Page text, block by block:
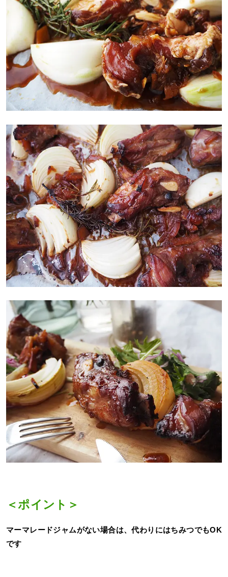
＜ポイント＞
マーマレードジャムがない場合は、代わりにはちみつでもOK
です